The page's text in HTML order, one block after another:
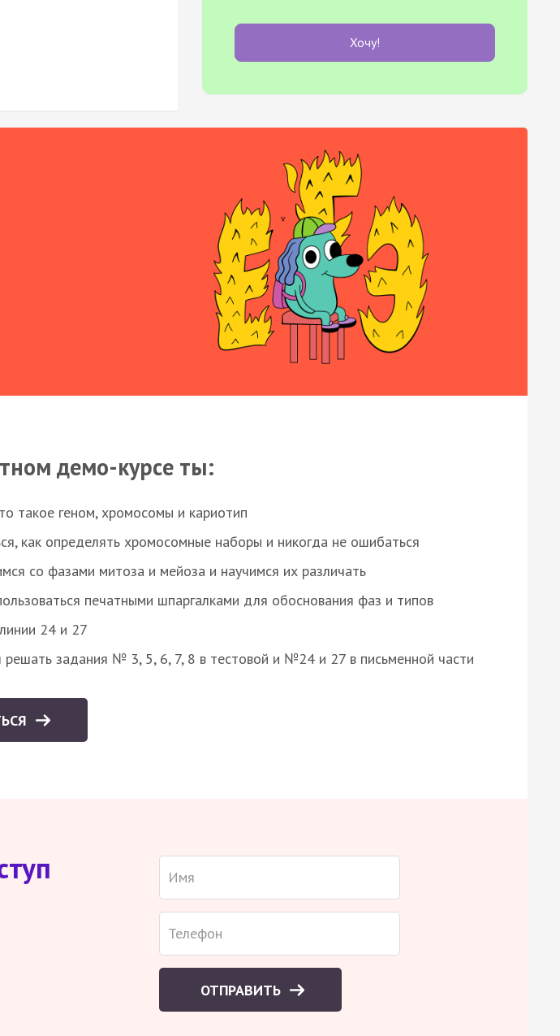
Хочу!
демо-курсе ты:
такое геном, хромосомы и кариотип
как определять хромосомные наборы и никогда не ошибаться
со фазами митоза и мейоза и научимся их различать
печатными шпаргалками для обоснования фаз и типов
24 и 27
решать задания № 3, 5, 6, 7, 8 в тестовой и №24 и 27 в письменной части
ОТПРАВИТЬ